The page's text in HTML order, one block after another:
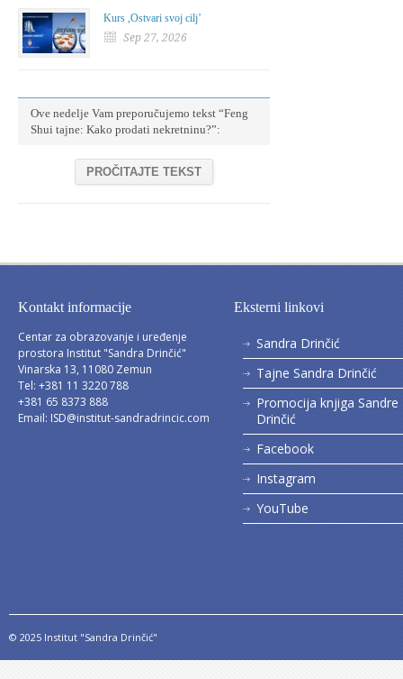
Kurs ,Ostvari svoj cilj’
Sep 27, 2026
Ove nedelje Vam preporučujemo tekst “Feng
Shui tajne: Kako prodati nekretninu?”:
PROČITAJTE TEKST
Kontakt informacije
Centar za obrazovanje i uređenje
prostora Institut "Sandra Drinčić"
Vinarska 13, 11080 Zemun
Tel: +381 11 3220 788
+381 65 8373 888
Email: ISD@institut-sandradrincic.com
Eksterni linkovi
Sandra Drinčić
Tajne Sandra Drinčić
Promocija knjiga Sandre
Drinčić
Facebook
Instagram
YouTube
© 2025 Institut "Sandra Drinčić"